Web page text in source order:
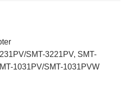
SMT-3221PV, SMT-
1031PV/SMT-1031PVW